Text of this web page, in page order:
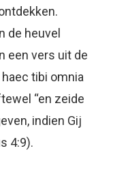
de heuvel
een vers uit de
tibi omnia
“en zeide
indien Gij
4:9).